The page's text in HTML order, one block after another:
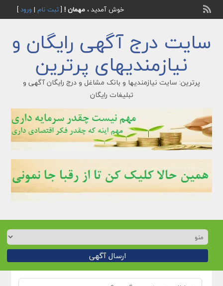
خوش آمدید ، مهمان ![ثبت نام | ورود]
سایت درج آگهی رایگان و
نیازمندیهای پرترین
پرترین: سایت نیازمندیها و بانک مشاغل و درج رایگان آگهی و
تبلیغات رایگان
ارسال آگهی